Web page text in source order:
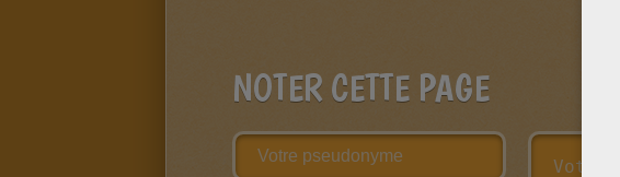
NOTER CETTE PAGE